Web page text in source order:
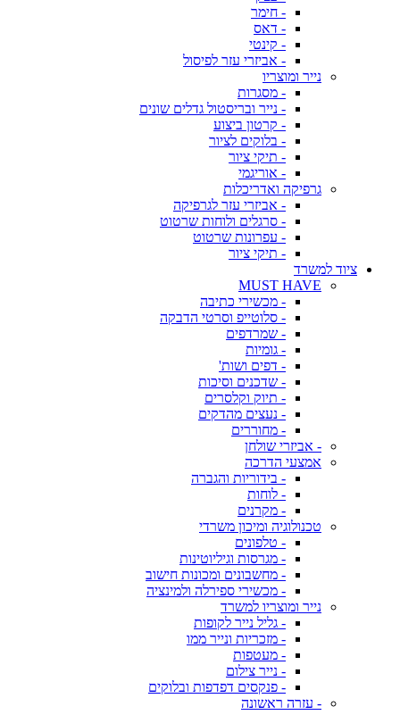
- חימר
- דאס
- קינטי
- אביזרי עזר לפיסול
נייר ומוצריו
- מסגרות
- נייר ובריסטול גדלים שונים
- קרטון ביצוע
- בלוקים לציור
- תיקי ציור
- אוריגמי
גרפיקה ואדריכלות
- אביזרי עזר לגרפיקה
- סרגלים ולוחות שרטוט
- עפרונות שרטוט
- תיקי ציור
ציוד למשרד
MUST HAVE
- מכשירי כתיבה
- סלוטייפ וסרטי הדבקה
- שמרדפים
- גומיות
- דפים ושות'
- שדכנים וסיכות
- תיוק וקלסרים
- נעצים מהדקים
- מחוררים
- אביזרי שולחן
אמצעי הדרכה
- בידוריות והגברה
- לוחות
- מקרנים
טכנולוגיה ומיכון משרדי
- טלפונים
- מגרסות וגיליוטינות
- מחשבונים ומכונות חישוב
- מכשירי ספירלה ולמינציה
נייר ומוצריו למשרד
- גליל נייר לקופות
- מזכריות ונייר ממו
- מעטפות
- נייר צילום
- פנקסים דפדפות ובלוקים
- עזרה ראשונה